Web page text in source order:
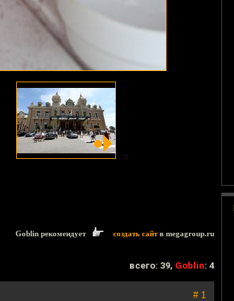
Goblin рекомендует создать сайтв megagroup.ru
всего: 39, Goblin: 4
# 1